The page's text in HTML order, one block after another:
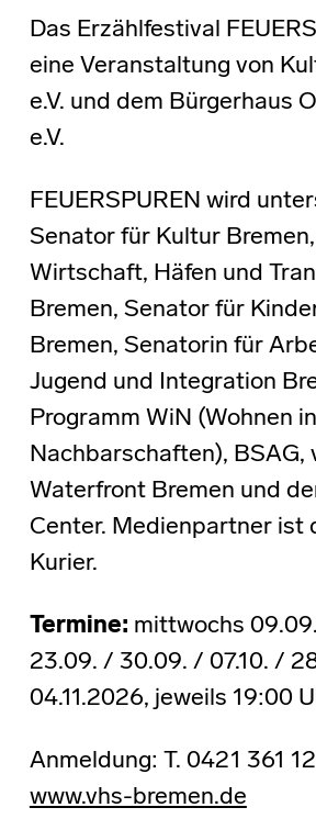
Das Erzählfestival
eine Veranstaltung von
e.V. und dem Bürgerhaus
e.V.
FEUERSPUREN wird
Senator für Kultur
Wirtschaft, Häfen und
Bremen, Senator für
Bremen, Senatorin für
Jugend und Integration
Programm WiN (Wohnen in
Nachbarschaften), BSAG,
Waterfront Bremen und
Center. Medienpartner ist
Kurier.
Termine: mittwochs
23.09. / 30.09. / 07.10. /
04.11.2026, jeweils 19:00
Anmeldung: T. 0421 361
www.vhs-bremen.de